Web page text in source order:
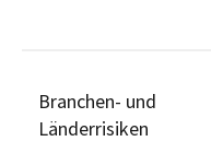
Branchen- und
Länderrisiken